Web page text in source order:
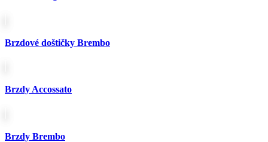
Brzdové doštičky Brembo
Brzdy Accossato
Brzdy Brembo